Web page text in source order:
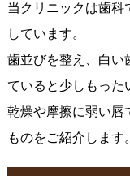
当クリニックは歯科
しています。
歯並びを整え、白い
ていると少しもった
乾燥や摩擦に弱い唇
ものをご紹介します。